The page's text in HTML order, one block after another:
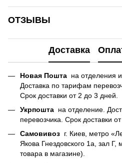
ОТЗЫВЫ
Доставка
Новая Пошта на отделения и
Доставка по тарифам
Срок доставки от 2 до 3 дней.
Укрпошта на отделение.
перевозчика. Срок доставки
Самовивоз г. Киев, метро
Якова Гнездовского 1а, зал
товара в магазине).